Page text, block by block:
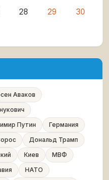
28 29
30
Аваков
Путин
Германия
Дональд Трамп
Киев
МВФ
НАТО